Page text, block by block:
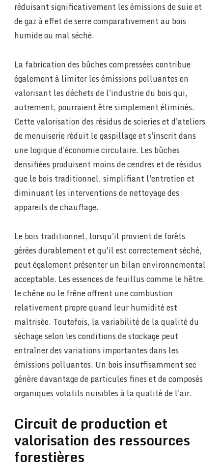
réduisant significativement les émissions de suie et
de gaz à effet de serre comparativement au bois
humide ou mal séché.
La fabrication des bûches compressées contribue
également à limiter les émissions polluantes en
valorisant les déchets de l'industrie du bois qui,
autrement, pourraient être simplement éliminés.
Cette valorisation des résidus de scieries et d'ateliers
de menuiserie réduit le gaspillage et s'inscrit dans
une logique d'économie circulaire. Les bûches
densifiées produisent moins de cendres et de résidus
que le bois traditionnel, simplifiant l'entretien et
diminuant les interventions de nettoyage des
appareils de chauffage.
Le bois traditionnel, lorsqu'il provient de forêts
gérées durablement et qu'il est correctement séché,
peut également présenter un bilan environnemental
acceptable. Les essences de feuillus comme le hêtre,
le chêne ou le frêne offrent une combustion
relativement propre quand leur humidité est
maîtrisée. Toutefois, la variabilité de la qualité du
séchage selon les conditions de stockage peut
entraîner des variations importantes dans les
émissions polluantes. Un bois insuffisamment sec
génère davantage de particules fines et de composés
organiques volatils nuisibles à la qualité de l'air.
Circuit de production et
valorisation des ressources
forestières